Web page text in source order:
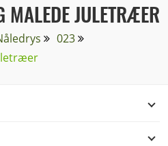
MALEDE JULETRÆER
023